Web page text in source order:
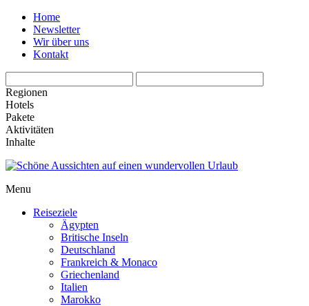
Home
Newsletter
Wir über uns
Kontakt
Regionen
Hotels
Pakete
Aktivitäten
Inhalte
Menu
Reiseziele
Ägypten
Britische Inseln
Deutschland
Frankreich & Monaco
Griechenland
Italien
Marokko